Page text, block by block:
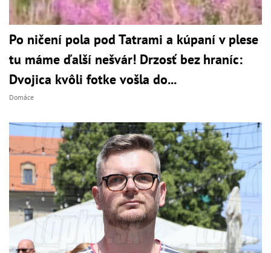
Po ničení pola pod Tatrami a kúpaní v plese
tu máme ďalší nešvár! Drzosť bez hraníc:
Dvojica kvôli fotke vošla do...
Domáce